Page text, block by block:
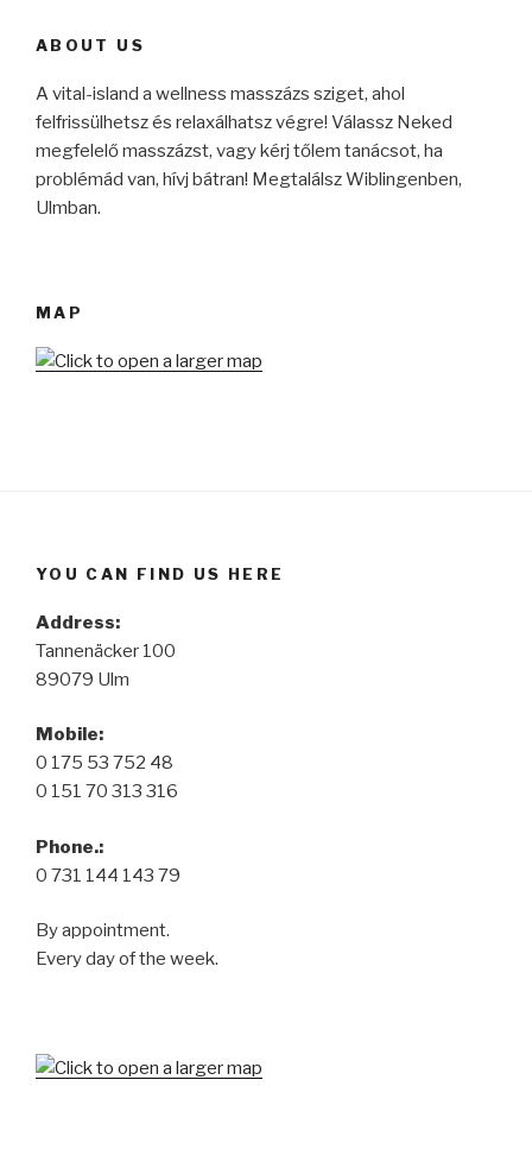
ABOUT US
A vital-island a wellness masszázs sziget, ahol
felfrissülhetsz és relaxálhatsz végre! Válassz Neked
megfelelő masszázst, vagy kérj tőlem tanácsot, ha
problémád van, hívj bátran! Megtalálsz Wiblingenben,
Ulmban.
MAP
YOU CAN FIND US HERE
Address:
Tannenäcker 100
89079 Ulm
Mobile:
0 175 53 752 48
0 151 70 313 316
Phone.:
0 731 144 143 79
By appointment.
Every day of the week.